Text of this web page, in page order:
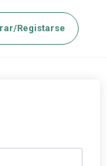
Registarse